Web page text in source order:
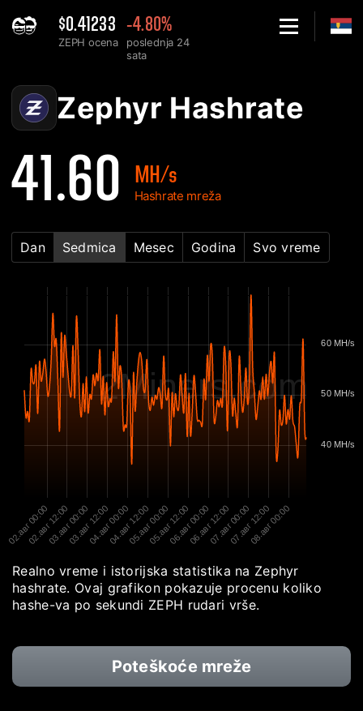
$0.41233
ZEPH ocena
-4.80%
poslednja 24
sata
Zephyr ZEPH mrežni hashrate grafikon - 2Miners
Zephyr Hashrate
41.60 MH/s
Hashrate mreža
Dan Sedmica Mesec Godina Svo vreme
2Miners.com
02.авг 00:00
02.авг 12:0003.авг 00:0003.авг 12:0004.авг 00:0004.авг 12:0005.авг 00:0005.авг 12:0006.авг 00:0006.авг 12:0007.авг 00:0007.авг 12:00
08.авг 00:00
40 MH/s
50 MH/s
60 MH/s
Realno vreme i istorijska statistika na Zephyr
hashrate. Ovaj grafikon pokazuje procenu koliko
hashe-va po sekundi ZEPH rudari vrše.
Poteškoće mreže